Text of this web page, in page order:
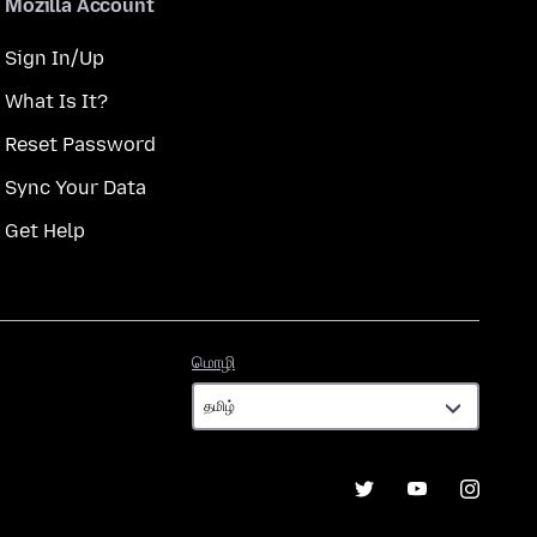
Mozilla Account
Sign In/Up
What Is It?
Reset Password
Sync Your Data
Get Help
மொழி